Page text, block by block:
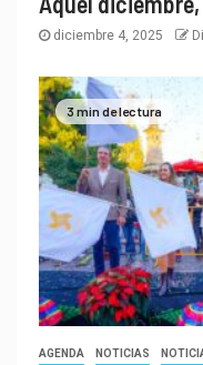
diciembre 4, 2025
3 min de lectura
AGENDA NOTICIAS